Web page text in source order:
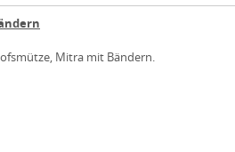
Mitra mit Bändern.